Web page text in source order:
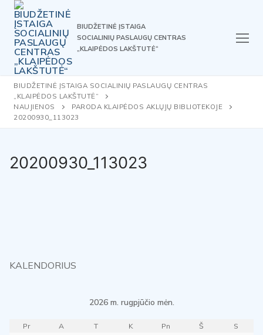
Skip
content
BIUDŽETINĖ ĮSTAIGA
SOCIALINIŲ PASLAUGŲ CENTRAS
„KLAIPĖDOS LAKŠTUTĖ“
BIUDŽETINĖ ĮSTAIGA SOCIALINIŲ PASLAUGŲ CENTRAS
„KLAIPĖDOS LAKŠTUTĖ“
NAUJIENOS
PARODA KLAIPĖDOS AKLŲJŲ BIBLIOTEKOJE
20200930_113023
20200930_113023
KALENDORIUS
2026 m. rugpjūčio mėn.
Pr A T K Pn Š
S